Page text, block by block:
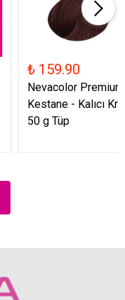
₺ 159.90
Nevacolor Premium
Kestane - Kalıcı
50 g Tüp